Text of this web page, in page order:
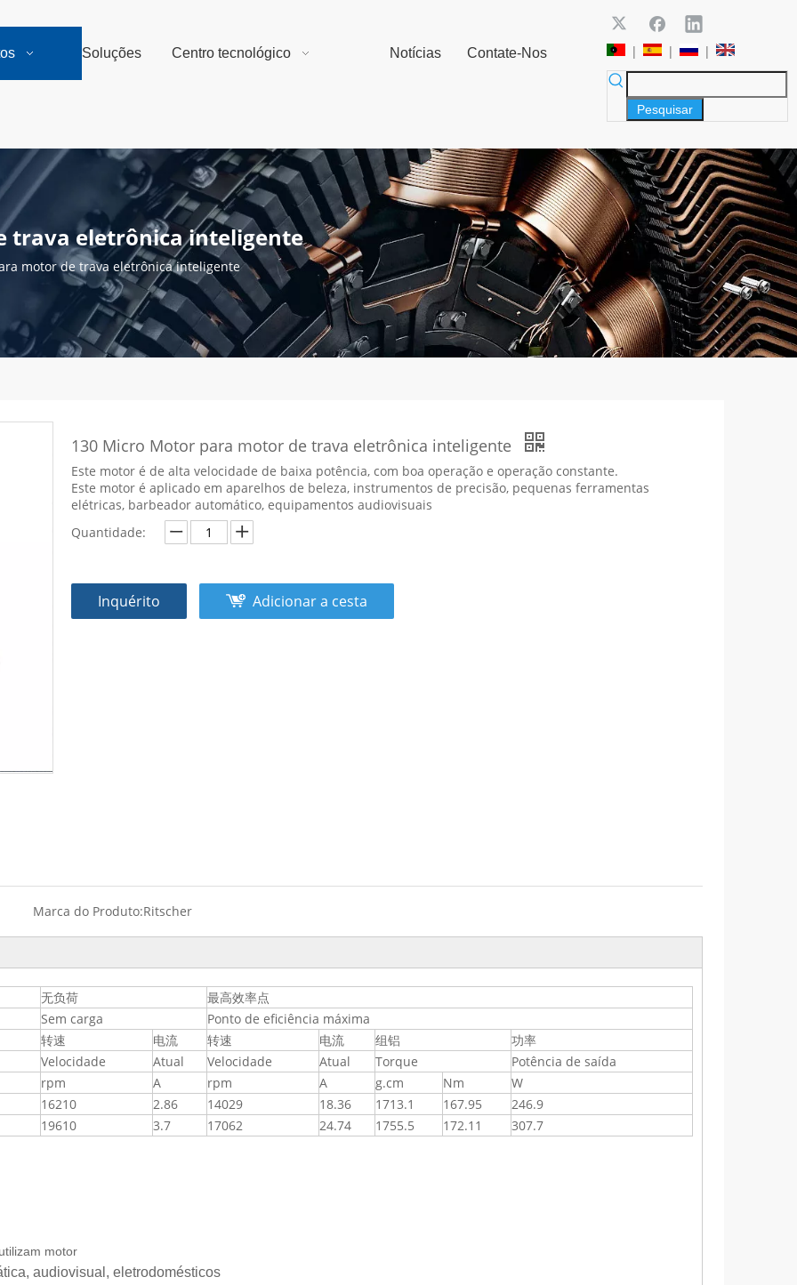
Soluções Centro tecnológico Notícias Contate-Nos | | |
Pesquisar
trava eletrônica inteligente
motor de trava eletrônica inteligente
130 Micro Motor para motor de trava eletrônica inteligente
Este motor é de alta velocidade de baixa potência, com boa operação e operação constante.
Este motor é aplicado em aparelhos de beleza, instrumentos de precisão, pequenas ferramentas
elétricas, barbeador automático, equipamentos audiovisuais
Quantidade:
Inquérito Adicionar a cesta
Marca do Produto:Ritscher
无负荷
最高效率点
Sem carga
Ponto de eficiência máxima
转速 电流 转速 电流 组铝
功率
Velocidade Atual Velocidade Atual Torque
Potência de saída
rpm A rpm A g.cm Nm
W
16210 2.86 14029 18.36 1713.1 167.95
246.9
19610 3.7 17062 24.74 1755.5 172.11 307.7
motor
audiovisual, eletrodomésticos